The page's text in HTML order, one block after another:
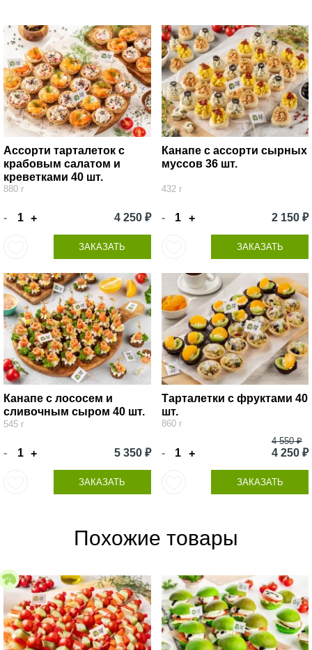
Ассорти тарталеток с
крабовым салатом и
креветками 40 шт.
880 г
- + 4 250 ₽
ЗАКАЗАТЬ
Канапе с ассорти сырных
муссов 36 шт.
432 г
- + 2 150 ₽
ЗАКАЗАТЬ
Канапе с лососем и
сливочным сыром 40 шт.
545 г
- + 5 350 ₽
ЗАКАЗАТЬ
Тарталетки с фруктами 40
шт.
860 г
- +
4 550 ₽
4 250 ₽
ЗАКАЗАТЬ
Похожие товары